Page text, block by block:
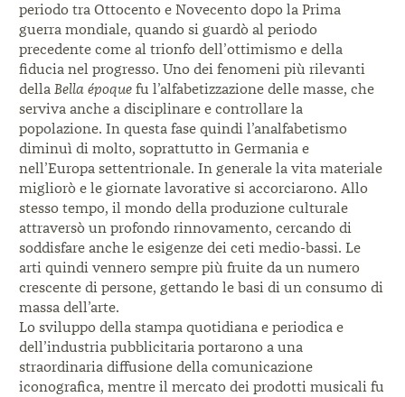
periodo tra Ottocento e Novecento dopo la Prima
guerra mondiale, quando si guardò al periodo
precedente come al trionfo dell’ottimismo e della
fiducia nel progresso. Uno dei fenomeni più rilevanti
della Bella époque fu l’alfabetizzazione delle masse, che
serviva anche a disciplinare e controllare la
popolazione. In questa fase quindi l’analfabetismo
diminuì di molto, soprattutto in Germania e
nell’Europa settentrionale. In generale la vita materiale
migliorò e le giornate lavorative si accorciarono. Allo
stesso tempo, il mondo della produzione culturale
attraversò un profondo rinnovamento, cercando di
soddisfare anche le esigenze dei ceti medio-bassi. Le
arti quindi vennero sempre più fruite da un numero
crescente di persone, gettando le basi di un consumo di
massa dell’arte.
Lo sviluppo della stampa quotidiana e periodica e
dell’industria pubblicitaria portarono a una
straordinaria diffusione della comunicazione
iconografica, mentre il mercato dei prodotti musicali fu